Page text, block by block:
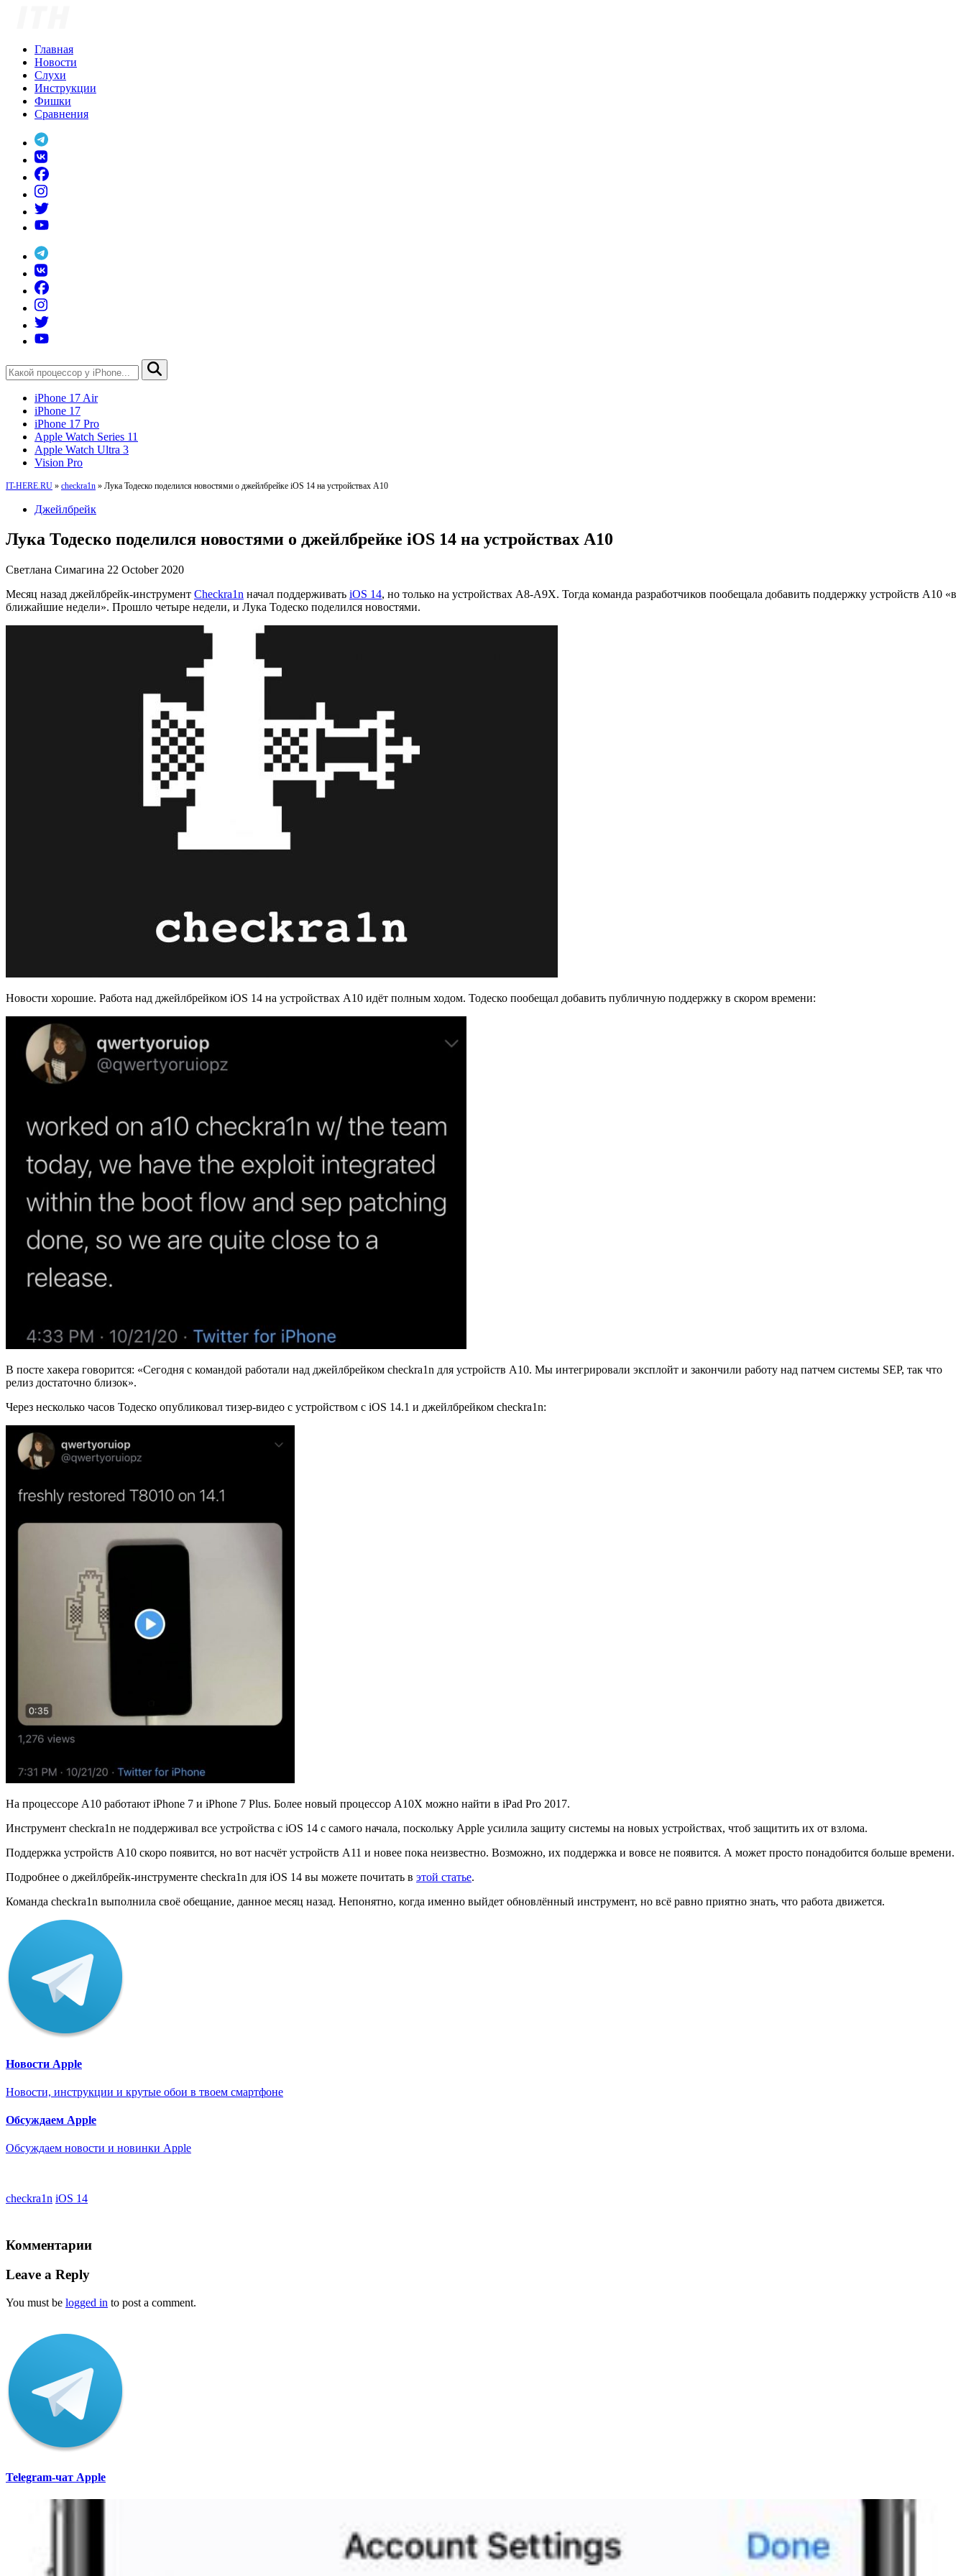
Главная
Новости
Слухи
Инструкции
Фишки
Сравнения
iPhone 17 Air
iPhone 17
iPhone 17 Pro
Apple Watch Series 11
Apple Watch Ultra 3
Vision Pro
IT-HERE.RU » checkra1n » Лука Тодеско поделился новостями о джейлбрейке iOS 14 на устройствах A10
Джейлбрейк
Лука Тодеско поделился новостями о джейлбрейке iOS 14 на устройствах A10
Светлана Симагина 22 October 2020
Месяц назад джейлбрейк-инструмент Checkra1n начал поддерживать iOS 14, но только на устройствах A8-A9X. Тогда команда разработчиков пообещала добавить поддержку устройств A10 «в
ближайшие недели». Прошло четыре недели, и Лука Тодеско поделился новостями.
Новости хорошие. Работа над джейлбрейком iOS 14 на устройствах A10 идёт полным ходом. Тодеско пообещал добавить публичную поддержку в скором времени:
В посте хакера говорится: «Сегодня с командой работали над джейлбрейком checkra1n для устройств A10. Мы интегрировали эксплойт и закончили работу над патчем системы SEP, так что
релиз достаточно близок».
Через несколько часов Тодеско опубликовал тизер-видео с устройством с iOS 14.1 и джейлбрейком checkra1n:
На процессоре A10 работают iPhone 7 и iPhone 7 Plus. Более новый процессор A10X можно найти в iPad Pro 2017.
Инструмент checkra1n не поддерживал все устройства с iOS 14 с самого начала, поскольку Apple усилила защиту системы на новых устройствах, чтоб защитить их от взлома.
Поддержка устройств A10 скоро появится, но вот насчёт устройств A11 и новее пока неизвестно. Возможно, их поддержка и вовсе не появится. А может просто понадобится больше времени.
Подробнее о джейлбрейк-инструменте checkra1n для iOS 14 вы можете почитать в этой статье.
Команда checkra1n выполнила своё обещание, данное месяц назад. Непонятно, когда именно выйдет обновлённый инструмент, но всё равно приятно знать, что работа движется.
Новости Apple
Новости, инструкции и крутые обои в твоем смартфоне
Обсуждаем Apple
Обсуждаем новости и новинки Apple
checkra1n iOS 14
Комментарии
Leave a Reply
You must be logged in to post a comment.
Telegram-чат Apple